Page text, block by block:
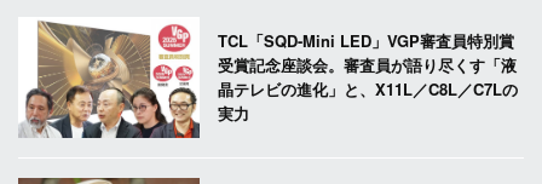
TCL「SQD-Mini LED」VGP審査員特別賞
受賞記念座談会。審査員が語り尽くす「液
晶テレビの進化」と、X11L／C8L／C7Lの
実力